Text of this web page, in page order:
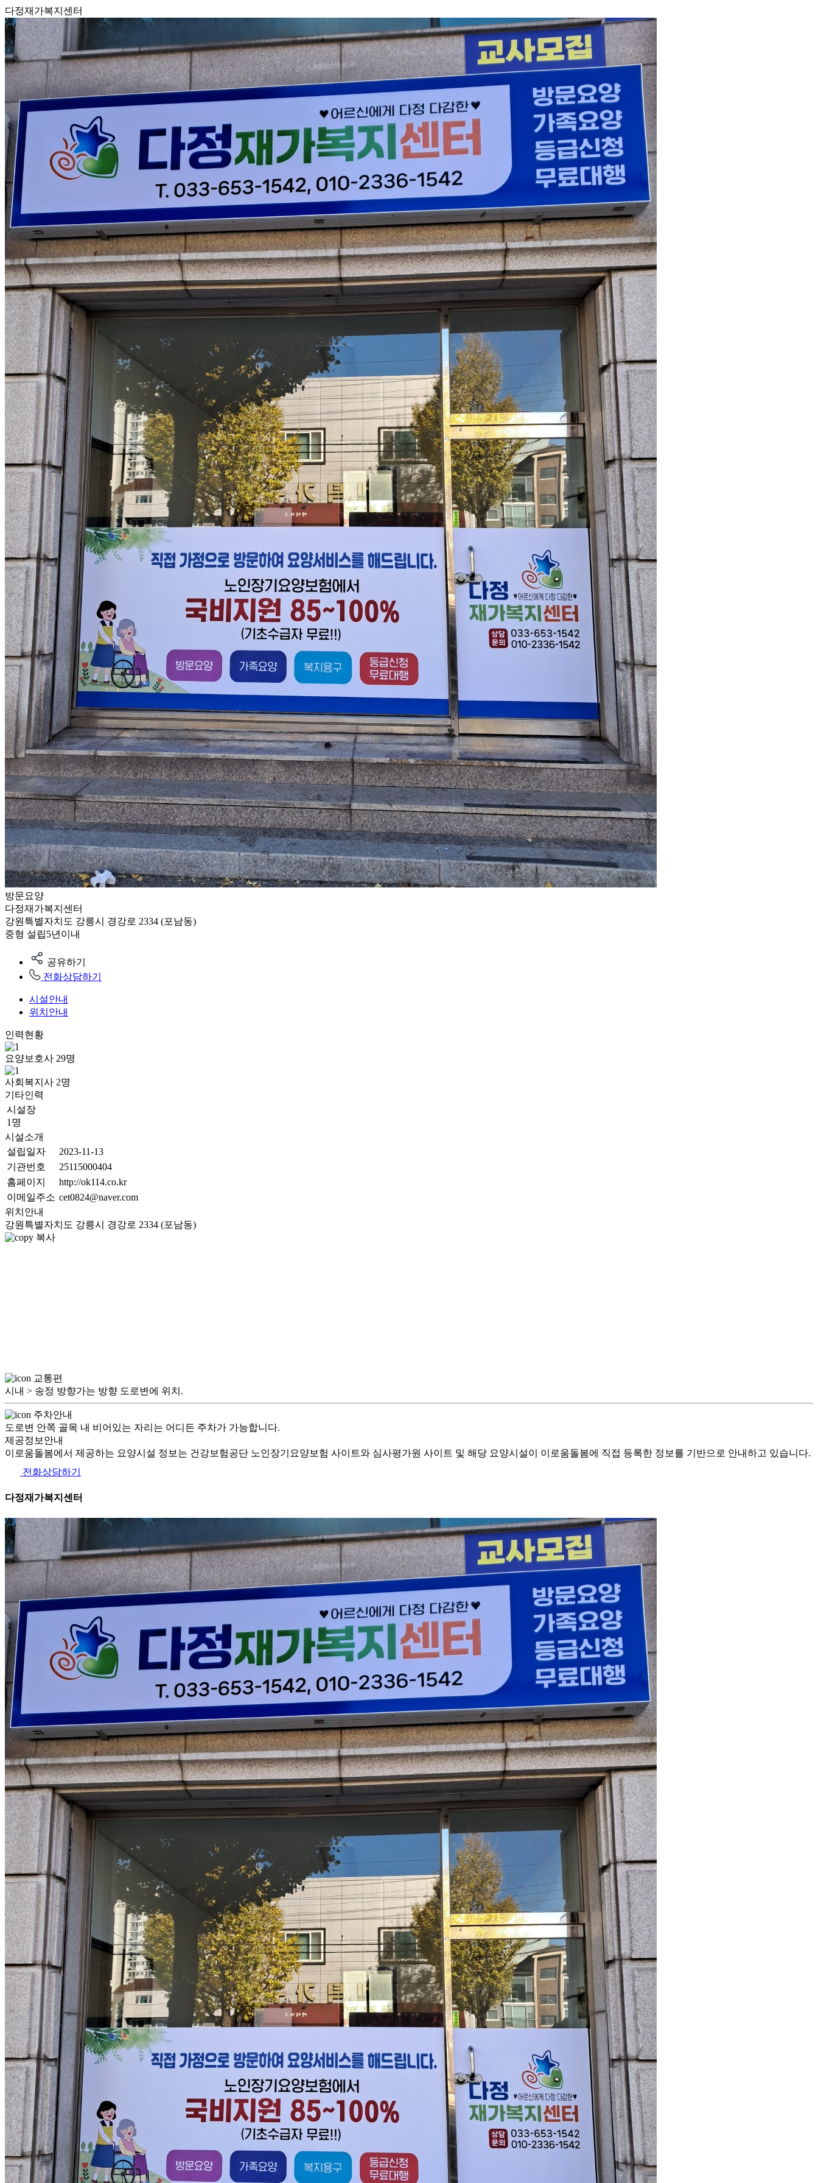
다정재가복지센터
방문요양
다정재가복지센터
강원특별자치도 강릉시 경강로 2334 (포남동)
중형 설립5년이내
공유하기
전화상담하기
시설안내
위치안내
인력현황
요양보호사 29명
사회복지사 2명
기타인력
시설장
1명
시설소개
설립일자
2023-11-13
기관번호
25115000404
홈페이지
http://ok114.co.kr
이메일주소 cet0824@naver.com
위치안내
강원특별자치도 강릉시 경강로 2334 (포남동)
복사
교통편
시내 > 송정 방향가는 방향 도로변에 위치.
주차안내
도로변 안쪽 골목 내 비어있는 자리는 어디든 주차가 가능합니다.
제공정보안내
이로움돌봄에서 제공하는 요양시설 정보는 건강보험공단 노인장기요양보험 사이트와 심사평가원 사이트 및 해당 요양시설이 이로움돌봄에 직접 등록한 정보를 기반으로 안내하고 있습니다.
전화상담하기
다정재가복지센터